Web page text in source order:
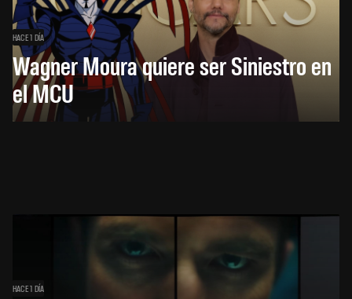
HACE 1 DÍA
Wagner Moura quiere ser Siniestro en
el MCU
HACE 1 DÍA